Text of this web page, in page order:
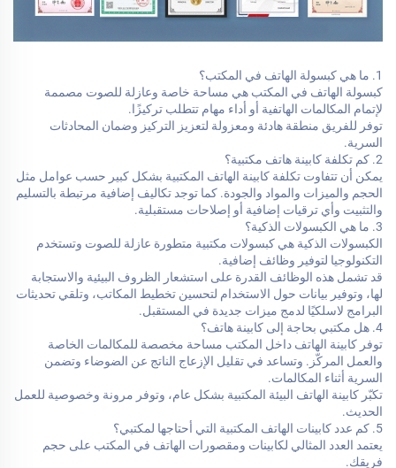
1. ما هي كبسولة الهاتف في المكتب؟
كبسولة الهاتف في المكتب هي مساحة خاصة وعازلة للصوت مصممة
لإتمام المكالمات الهاتفية أو أداء مهام تتطلب تركيزًا.
توفر للفريق منطقة هادئة ومعزولة لتعزيز التركيز وضمان المحادثات
السرية.
2. كم تكلفة كابينة هاتف مكتبية؟
يمكن أن تتفاوت تكلفة كابينة الهاتف المكتبية بشكل كبير حسب عوامل مثل
الحجم والميزات والمواد والجودة. كما توجد تكاليف إضافية مرتبطة بالتسليم
والتثبيت وأي ترقيات إضافية أو إصلاحات مستقبلية.
3. ما هي الكبسولات الذكية؟
الكبسولات الذكية هي كبسولات مكتبية متطورة عازلة للصوت وتستخدم
التكنولوجيا لتوفير وظائف إضافية.
قد تشمل هذه الوظائف القدرة على استشعار الظروف البيئية والاستجابة
لها، وتوفير بيانات حول الاستخدام لتحسين تخطيط المكاتب، وتلقي تحديثات
البرامج لاسلكيًا لدمج ميزات جديدة في المستقبل.
4. هل مكتبي بحاجة إلى كابينة هاتف؟
توفر كابينة الهاتف داخل المكتب مساحة مخصصة للمكالمات الخاصة
والعمل المركّز. وتساعد في تقليل الإزعاج الناتج عن الضوضاء وتضمن
السرية أثناء المكالمات.
تكبّر كابينة الهاتف البيئة المكتبية بشكل عام، وتوفر مرونة وخصوصية للعمل
الحديث.
5. كم عدد كابينات الهاتف المكتبية التي أحتاجها لمكتبي؟
يعتمد العدد المثالي لكابينات ومقصورات الهاتف في المكتب على حجم
فريقك.